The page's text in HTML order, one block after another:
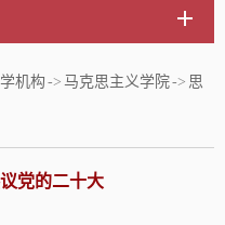
机构 -> 马克思主义学院-> 思
党的二十大